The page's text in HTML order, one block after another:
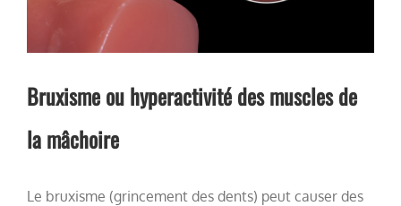
Bruxisme ou hyperactivité des muscles de
la mâchoire
Le bruxisme (grincement des dents) peut causer des